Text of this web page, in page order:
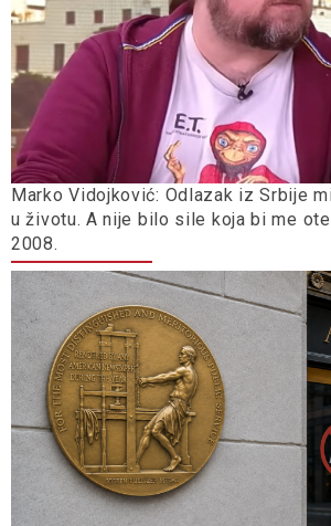
Marko Vidojković: Odlazak iz Srbije
u životu. A nije bilo sile koja bi me
2008.